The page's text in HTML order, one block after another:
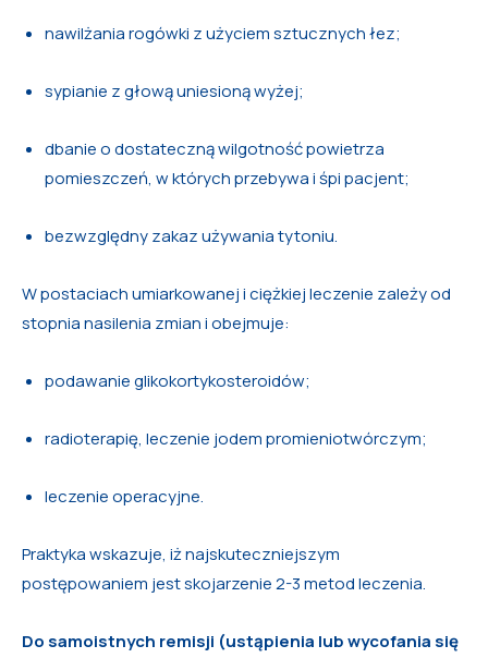
nawilżania rogówki z użyciem sztucznych łez;
sypianie z głową uniesioną wyżej;
dbanie o dostateczną wilgotność powietrza
pomieszczeń, w których przebywa i śpi pacjent;
bezwzględny zakaz używania tytoniu.
W postaciach umiarkowanej i ciężkiej leczenie zależy od
stopnia nasilenia zmian i obejmuje:
podawanie glikokortykosteroidów;
radioterapię, leczenie jodem promieniotwórczym;
leczenie operacyjne.
Praktyka wskazuje, iż najskuteczniejszym
postępowaniem jest skojarzenie 2-3 metod leczenia.
Do samoistnych remisji (ustąpienia lub wycofania się